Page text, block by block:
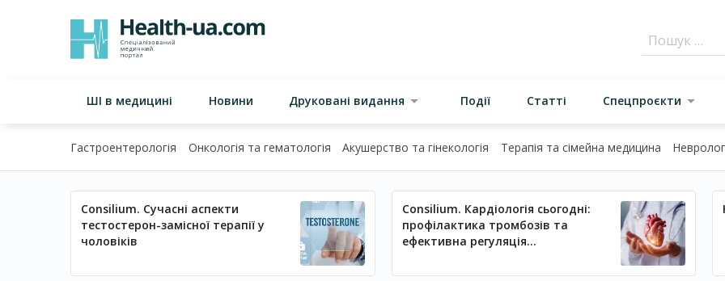
ШІ в медицині Новини Друковані видання Події Статті Спецпроєкти
Гастроентерологія Онкологія та гематологія Акушерство та гінекологія Терапія та сімейна медицина
Consilium. Сучасні аспекти
тестостерон-замісної терапії у
чоловіків
Consilium. Кардіологія сьогодні:
профілактика тромбозів та
ефективна регуляція